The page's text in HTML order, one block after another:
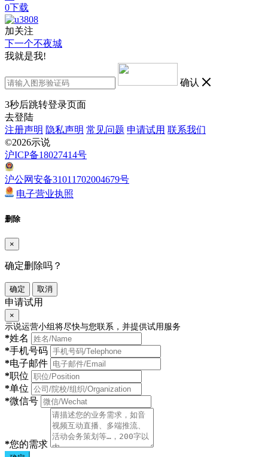
0下载
加关注
下一个不夜城
我就是我!
确认
3秒后跳转登录页面
去登陆
注册声明 隐私声明 常见问题 申请试用 联系我们
©2026示说
沪ICP备18027414号
沪公网安备31011702004679号
电子营业执照
删除
×
确定删除吗？
确定 取消
申请试用
×
示说运营小组将尽快与您联系，并提供试用服务
*姓名
*手机号码
*电子邮件
*职位
*单位
*微信号
*您的需求